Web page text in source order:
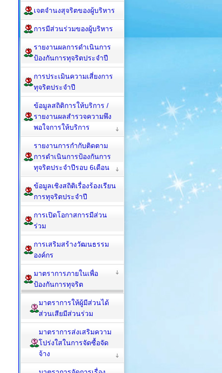
เจตจำนงสุจริตของผู้บริหาร
การมีส่วนร่วมของผู้บริหาร
รายงานผลการดำเนินการ
ป้องกันการทุจริตประจำปี
การประเมินความเสี่ยงการ
ทุจริตประจำปี
ข้อมูลสถิติการให้บริการ /
รายงานผลสำรวจความพึง
พอใจการให้บริการ
รายงานการกำกับติดตาม
การดำเนินการป้องกันการ
ทุจริตประจำปีรอบ 6เดือน
ข้อมูลเชิงสถิติเรื่องร้องเรียน
การทุจริตประจำปี
การเปิดโอกาสการมีส่วน
ร่วม
การเสริมสร้างวัฒนธรรม
องค์กร
มาตราการภายในเพื่อ
ป้องกันการทุจริต
มาตราการให้ผู้มีส่วนได้
ส่วนเสียมีส่วนร่วม
มาตราการส่งเสริมความ
โปร่งใสในการจัดซื้อจัด
จ้าง